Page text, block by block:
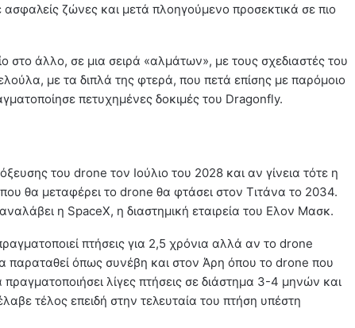
ζώνες και μετά πλοηγούμενο προσεκτικά σε πιο
στο άλλο, σε μια σειρά «αλμάτων», με τους σχεδιαστές του
με τα διπλά της φτερά, που πετά επίσης με παρόμοιο
πετυχημένες δοκιμές του Dragonfly.
του drone τον Ιούλιο του 2028 και αν γίνεια τότε η
θα μεταφέρει το drone θα φτάσει στον Τιτάνα το 2034.
η SpaceX, η διαστημική εταιρεία του Ελον Μασκ.
πτήσεις για 2,5 χρόνια αλλά αν το drone
παραταθεί όπως συνέβη και στον Άρη όπου το drone που
λίγες πτήσεις σε διάστημα 3-4 μηνών και
τέλος επειδή στην τελευταία του πτήση υπέστη